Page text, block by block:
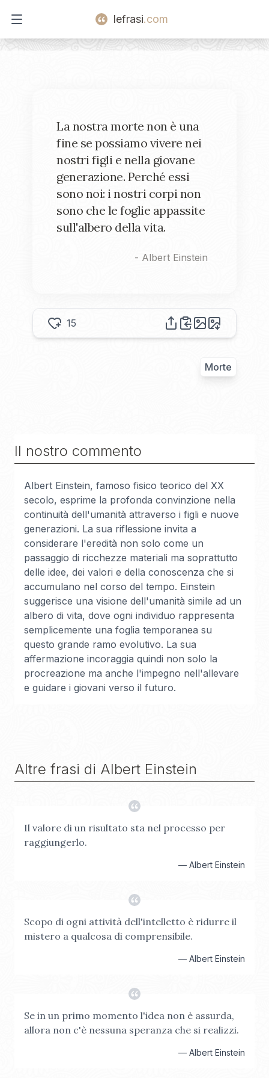
Open main menu
lefrasi.com
La nostra morte non è una
fine se possiamo vivere nei
nostri figli e nella giovane
generazione. Perché essi
sono noi: i nostri corpi non
sono che le foglie appassite
sull'albero della vita.
- Albert Einstein
15
Morte
Il nostro commento
Albert Einstein, famoso fisico teorico del XX
secolo, esprime la profonda convinzione nella
continuità dell'umanità attraverso i figli e nuove
generazioni. La sua riflessione invita a
considerare l'eredità non solo come un
passaggio di ricchezze materiali ma soprattutto
delle idee, dei valori e della conoscenza che si
accumulano nel corso del tempo. Einstein
suggerisce una visione dell'umanità simile ad un
albero di vita, dove ogni individuo rappresenta
semplicemente una foglia temporanea su
questo grande ramo evolutivo. La sua
affermazione incoraggia quindi non solo la
procreazione ma anche l'impegno nell'allevare
e guidare i giovani verso il futuro.
Altre frasi di Albert Einstein
Il valore di un risultato sta nel processo per
raggiungerlo.
— Albert Einstein
Scopo di ogni attività dell'intelletto è ridurre il
mistero a qualcosa di comprensibile.
— Albert Einstein
Se in un primo momento l'idea non è assurda,
allora non c'è nessuna speranza che si realizzi.
— Albert Einstein